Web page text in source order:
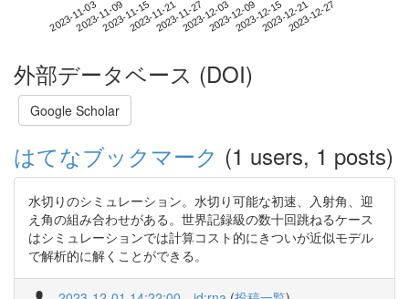
2023-11-032023-11-092023-11-152023-11-212023-11-272023-12-032023-12-092023-12-152023-12-212023-12-27
外部データベース (DOI)
Google Scholar
はてなブックマーク (1 users, 1 posts)
水切りのシミュレーション。水切り可能な初速、入射角、迎
え角の組み合わせがある。世界記録級の数十回跳ねるケース
はシミュレーションでは計算コスト的にきついが近似モデル
で解析的に解くことができる。